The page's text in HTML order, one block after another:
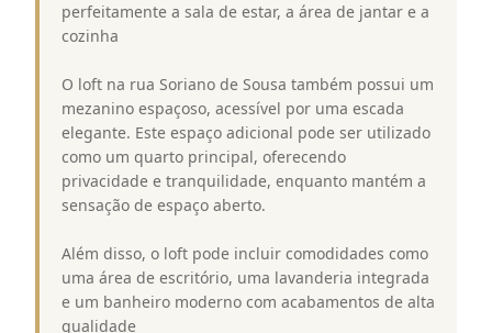
perfeitamente a sala de estar, a área de jantar e a
cozinha
O loft na rua Soriano de Sousa também possui um
mezanino espaçoso, acessível por uma escada
elegante. Este espaço adicional pode ser utilizado
como um quarto principal, oferecendo
privacidade e tranquilidade, enquanto mantém a
sensação de espaço aberto.
Além disso, o loft pode incluir comodidades como
uma área de escritório, uma lavanderia integrada
e um banheiro moderno com acabamentos de alta
qualidade